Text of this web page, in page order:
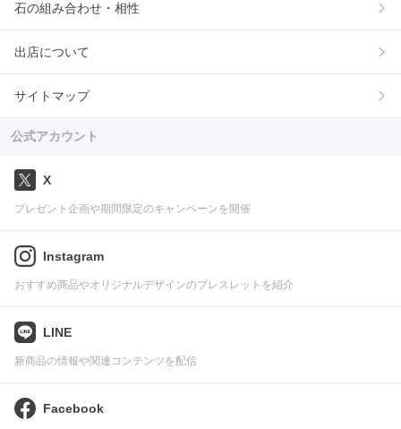
石の組み合わせ・相性
出店について
サイトマップ
公式アカウント
X
プレゼント企画や期間限定のキャンペーンを開催
Instagram
おすすめ商品やオリジナルデザインのブレスレットを紹介
LINE
新商品の情報や関連コンテンツを配信
Facebook